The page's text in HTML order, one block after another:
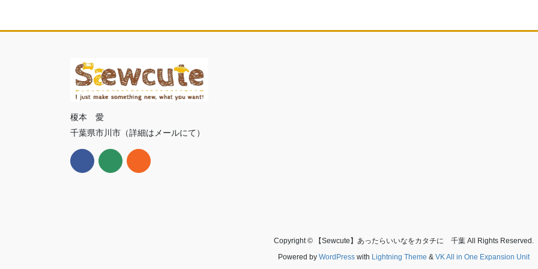
榎本 愛
千葉県市川市（詳細はメールにて）
Copyright © 【Sewcute】あったらいいなをカタチに 千葉 All Rights Reserved.
Powered by WordPresswith Lightning Theme & VK All in One Expansion Unit